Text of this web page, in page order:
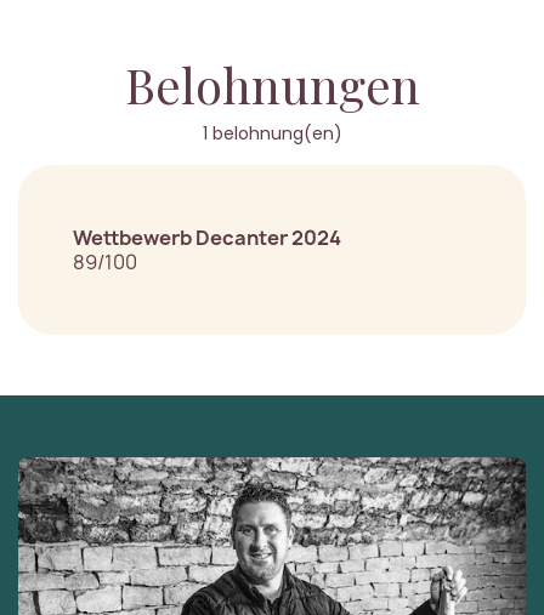
Belohnungen
1 belohnung(en)
Wettbewerb Decanter 2024
89/100